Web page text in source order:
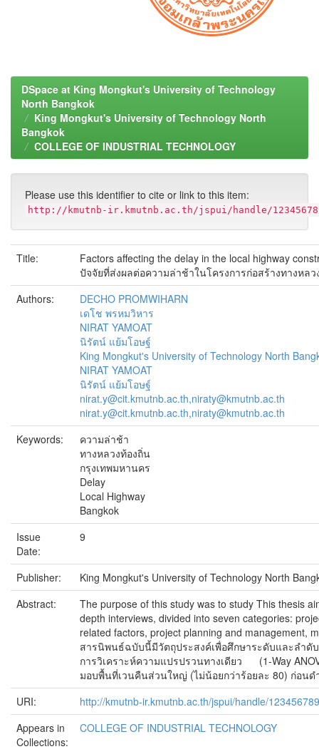
DSpace at King Mongkut's University of Technology
North Bangkok
King Mongkut's University of Technology North
Bangkok
COLLEGE OF INDUSTRIAL TECHNOLOGY
Please use this identifier to cite or link to this item:
http://kmutnb-ir.kmutnb.ac.th/jspui/handle/
Title:
Factors affecting the delay in the local highway
ปัจจัยที่ส่งผลต่อความล่าช้าในโครงการก่อสร้างทางห
Authors:
DECHO PROMWIHARN
เดโช พรหมวิหาร
NIRAT YAMOAT
นิรัตน์ แย้มโอษฐ์
King Mongkut's University of Technology North
NIRAT YAMOAT
นิรัตน์ แย้มโอษฐ์
nirat.y@cit.kmutnb.ac.th,niraty@kmutnb.ac.th
nirat.y@cit.kmutnb.ac.th,niraty@kmutnb.ac.th
Keywords:
ความล่าช้า
ทางหลวงท้องถิ่น
กรุงเทพมหานคร
Delay
Local Highway
Bangkok
Issue
Date:
9
Publisher:
King Mongkut's University of Technology North
Abstract:
The purpose of this study was to study This thesis
depth interviews, divided into seven categories:
related factors, project planning and management,
สารนิพนธ์ฉบับนี้มีวัตถุประสงค์เพื่อศึกษาระดับและลำดั
การวิเคราะห์ความแปรปรวนทางเดียว (1-Way
มอบพื้นที่เวนคืนส่วนใหญ่ (ไม่น้อยกว่าร้อยละ 80) ก่อนด
URI:
http://kmutnb-ir.kmutnb.ac.th/jspui/handle/
Appears in
Collections:
COLLEGE OF INDUSTRIAL TECHNOLOGY